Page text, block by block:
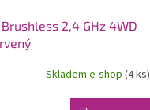
Brushless 2,4 GHz 4WD
Skladem e-shop(4 ks)